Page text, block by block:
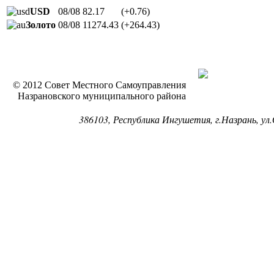
USD 08/08 82.17
(+0.76)
Золото 08/08 11274.43 (+264.43)
© 2012 Совет Местного Самоуправления
Назрановского муниципального района
386103, Республика Ингушетия, г.Назрань,